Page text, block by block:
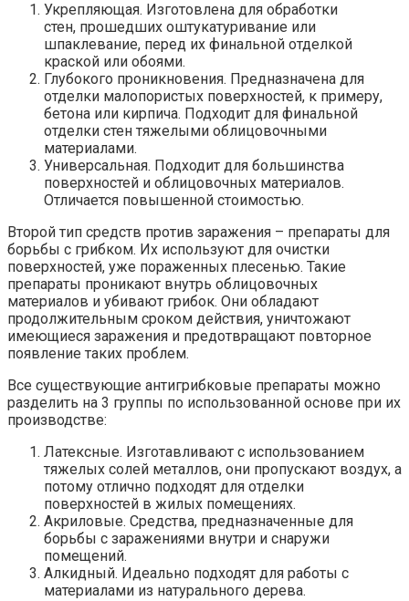
Укрепляющая. Изготовлена для обработки
стен, прошедших оштукатуривание или
шпаклевание, перед их финальной отделкой
краской или обоями.
Глубокого проникновения. Предназначена для
отделки малопористых поверхностей, к примеру,
бетона или кирпича. Подходит для финальной
отделки стен тяжелыми облицовочными
материалами.
Универсальная. Подходит для большинства
поверхностей и облицовочных материалов.
Отличается повышенной стоимостью.
Второй тип средств против заражения – препараты для
борьбы с грибком. Их используют для очистки
поверхностей, уже пораженных плесенью. Такие
препараты проникают внутрь облицовочных
материалов и убивают грибок. Они обладают
продолжительным сроком действия, уничтожают
имеющиеся заражения и предотвращают повторное
появление таких проблем.
Все существующие антигрибковые препараты можно
разделить на 3 группы по использованной основе при их
производстве:
Латексные. Изготавливают с использованием
тяжелых солей металлов, они пропускают воздух, а
потому отлично подходят для отделки
поверхностей в жилых помещениях.
Акриловые. Средства, предназначенные для
борьбы с заражениями внутри и снаружи
помещений.
Алкидный. Идеально подходят для работы с
материалами из натурального дерева.